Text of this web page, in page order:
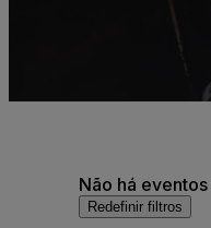
Não há
Redefinir filtros